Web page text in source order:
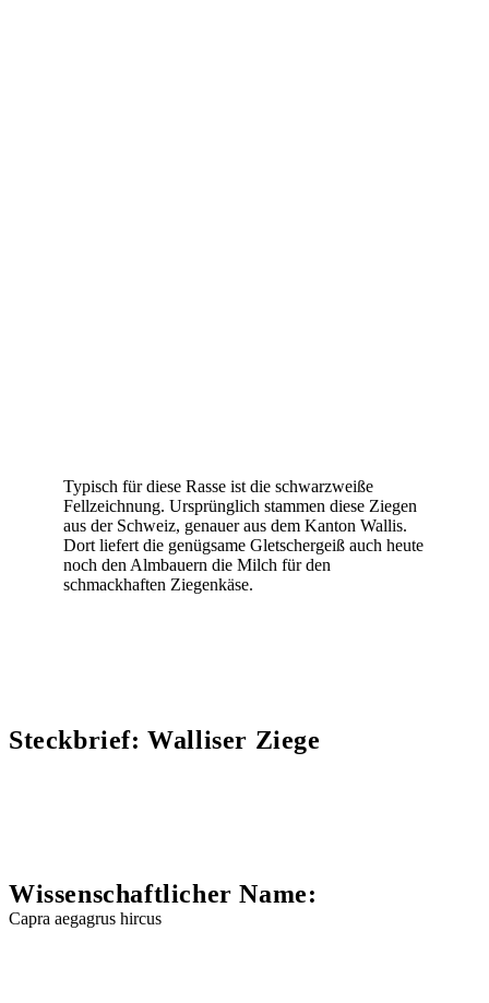
Typisch für diese Rasse ist die schwarzweiße
Fellzeichnung. Ursprünglich stammen diese Ziegen
aus der Schweiz, genauer aus dem Kanton Wallis.
Dort liefert die genügsame Gletschergeiß auch heute
noch den Almbauern die Milch für den
schmackhaften Ziegenkäse.
Steckbrief: Walliser Ziege
Wissenschaftlicher Name:
Capra aegagrus hircus